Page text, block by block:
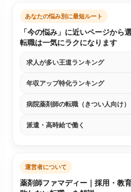
あなたの悩み別に最短ルート
「今の悩み」に近いページから
転職は一気にラクになります
求人が多い王道ランキング
年収アップ特化ランキング
病院薬剤師の転職（きつい人向け）
派遣・高時給で働く
運営者について
薬剤師ファマディー｜採用・教